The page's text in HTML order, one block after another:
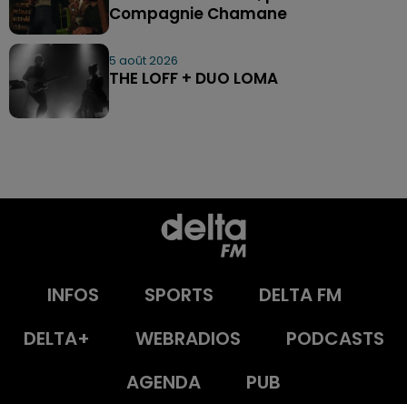
Compagnie Chamane
5 août 2026
THE LOFF + DUO LOMA
INFOS SPORTS
DELTA FM
DELTA+
WEBRADIOS
PODCASTS
AGENDA
PUB